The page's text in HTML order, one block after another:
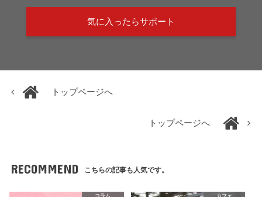
気に入ったらサポート
トップページへ
トップページへ
RECOMMEND こちらの記事も人気です。
コラム カフェ